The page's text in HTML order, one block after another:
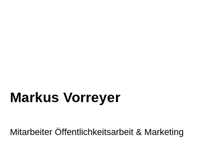
Markus Vorreyer
Mitarbeiter Öffentlichkeitsarbeit & Marketing